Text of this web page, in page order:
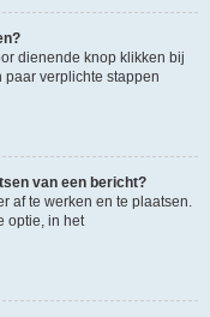
dienende knop klikken bij
paar verplichte stappen
van een bericht?
af te werken en te plaatsen.
optie, in het